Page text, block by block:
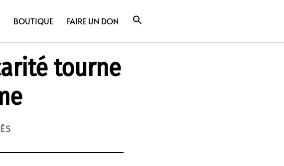
BOUTIQUE FAIRE UN DON
tourne